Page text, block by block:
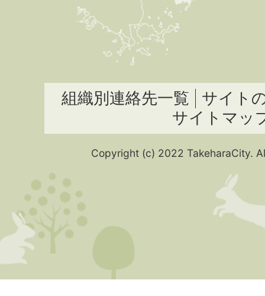
組織別連絡先一覧
サイト
サイトマッ
Copyright (c) 2022 TakeharaCity.